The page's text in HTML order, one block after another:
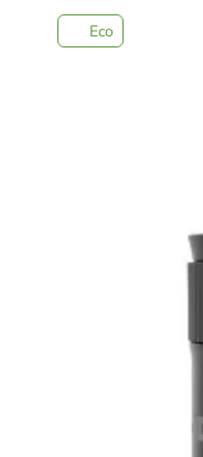
Eco